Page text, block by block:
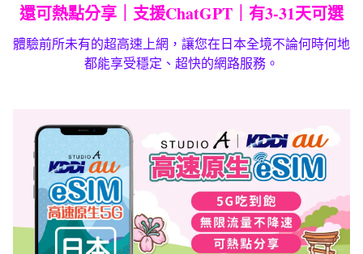
還可熱點分享｜支援ChatGPT｜有3-31天可選
體驗前所未有的超高速上網，讓您在日本全境不論何時何地
都能享受穩定、超快的網路服務。